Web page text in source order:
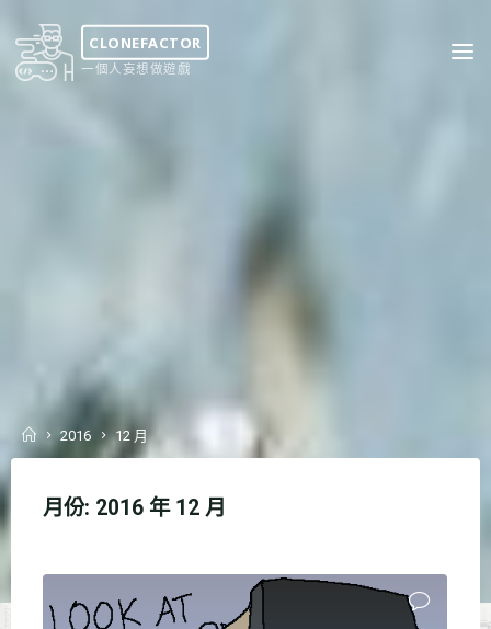
content
CLONEFACTOR
一個人妄想做遊戲
Home2016 12 月
月份: 2016 年 12 月